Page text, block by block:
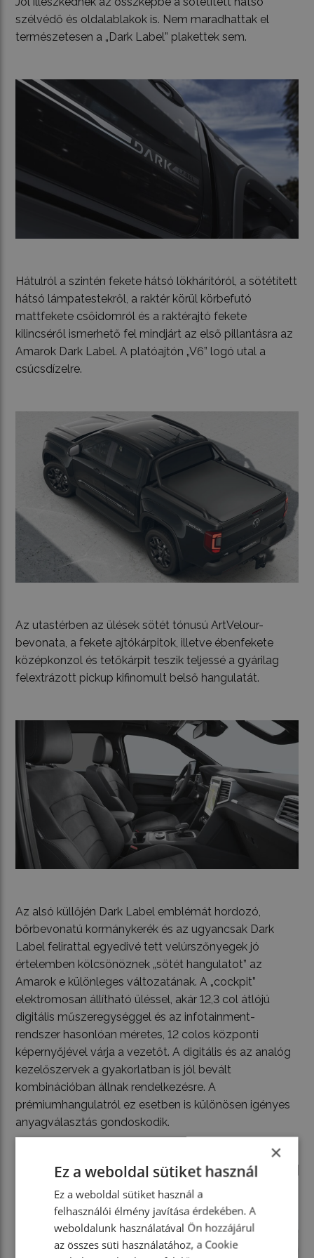
szélvédő és oldalablakok is. Nem maradhattak el
természetesen a „Dark Label” plakettek sem.
Hátulról a szintén fekete hátsó lökhárítóról, a sötétített
hátsó lámpatestekről, a raktér körül körbefutó
mattfekete csőidomról és a raktérajtó fekete
kilincséről ismerhető fel mindjárt az első pillantásra az
Amarok Dark Label. A platóajtón „V6” logó utal a
csúcsdízelre.
Az utastérben az ülések sötét tónusú ArtVelour-
bevonata, a fekete ajtókárpitok, illetve ébenfekete
középkonzol és tetőkárpit teszik teljessé a gyárilag
felextrázott pickup kifinomult belső hangulatát.
Az alsó küllőjén Dark Label emblémát hordozó,
bőrbevonatú kormánykerék és az ugyancsak Dark
Label felirattal egyedivé tett velúrszőnyegek jó
értelemben kölcsönöznek „sötét hangulatot” az
Amarok e különleges változatának. A „cockpit”
elektromosan állítható üléssel, akár 12,3 col átlójú
digitális műszeregységgel és az infotainment-
rendszer hasonlóan méretes, 12 colos központi
képernyőjével várja a vezetőt. A digitális és az analóg
kezelőszervek a gyakorlatban is jól bevált
kombinációban állnak rendelkezésre. A
prémiumhangulatról ez esetben is különösen igényes
anyagválasztás gondoskodik.
×
Ez a weboldal sütiket használ
Ez a weboldal sütiket használ a
felhasználói élmény javítása érdekében. A
weboldalunk használatával Ön hozzájárul
az összes süti használatához, a Cookie